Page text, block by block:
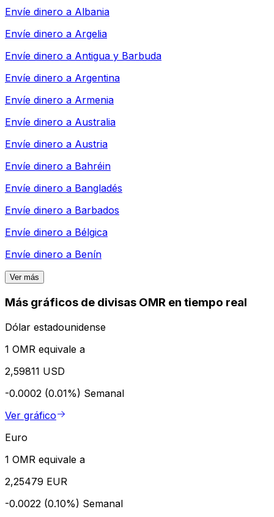
Envíe dinero a Albania
Envíe dinero a Argelia
Envíe dinero a Antigua y Barbuda
Envíe dinero a Argentina
Envíe dinero a Armenia
Envíe dinero a Australia
Envíe dinero a Austria
Envíe dinero a Bahréin
Envíe dinero a Bangladés
Envíe dinero a Barbados
Envíe dinero a Bélgica
Envíe dinero a Benín
Ver más
Más gráficos de divisas OMR en tiempo real
Dólar estadounidense
1 OMR equivale a
2,59811 USD
-0.0002 (0.01%) Semanal
Ver gráfico
Euro
1 OMR equivale a
2,25479 EUR
-0.0022 (0.10%) Semanal